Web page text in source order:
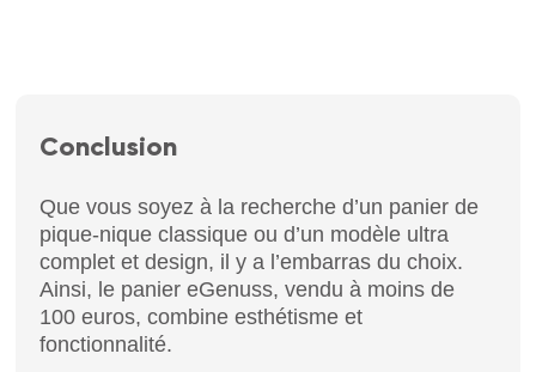
Conclusion
Que vous soyez à la recherche d’un panier de
pique-nique classique ou d’un modèle ultra
complet et design, il y a l’embarras du choix.
Ainsi, le panier eGenuss, vendu à moins de
100 euros, combine esthétisme et
fonctionnalité.